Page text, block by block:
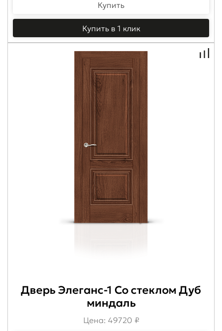
Купить
Купить в 1 клик
Дверь Элеганс-1 Со стеклом Дуб
миндаль
Цена: 49720 ₽